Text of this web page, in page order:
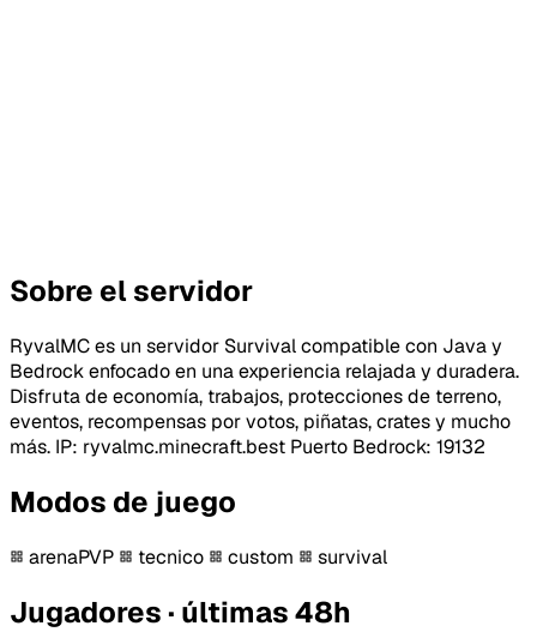
Sobre el servidor
RyvalMC es un servidor Survival compatible con Java y
Bedrock enfocado en una experiencia relajada y duradera.
Disfruta de economía, trabajos, protecciones de terreno,
eventos, recompensas por votos, piñatas, crates y mucho
más. IP: ryvalmc.minecraft.best Puerto Bedrock: 19132
Modos de juego
arenaPVP tecnico custom survival
Jugadores · últimas 48h